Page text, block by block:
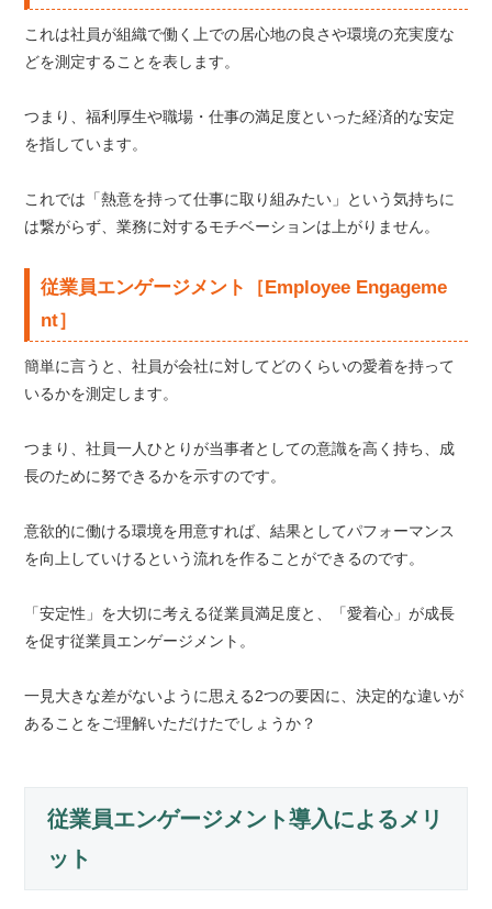
これは社員が組織で働く上での居心地の良さや環境の充実度な
どを測定することを表します。
つまり、福利厚生や職場・仕事の満足度といった経済的な安定
を指しています。
これでは「熱意を持って仕事に取り組みたい」という気持ちに
は繋がらず、業務に対するモチベーションは上がりません。
従業員エンゲージメント［Employee Engageme
nt］
簡単に言うと、社員が会社に対してどのくらいの愛着を持って
いるかを測定します。
つまり、社員一人ひとりが当事者としての意識を高く持ち、成
長のために努できるかを示すのです。
意欲的に働ける環境を用意すれば、結果としてパフォーマンス
を向上していけるという流れを作ることができるのです。
「安定性」を大切に考える従業員満足度と、「愛着心」が成長
を促す従業員エンゲージメント。
一見大きな差がないように思える2つの要因に、決定的な違いが
あることをご理解いただけたでしょうか？
従業員エンゲージメント導入によるメリ
ット